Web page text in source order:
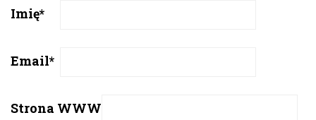
Imię*
Email*
Strona WWW